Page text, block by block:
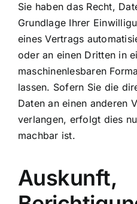
Sie haben das Recht,
Grundlage Ihrer
eines Vertrags
oder an einen Dritten in
maschinenlesbaren
lassen. Sofern Sie die
Daten an einen anderen
verlangen, erfolgt dies
machbar ist.
Auskunft,